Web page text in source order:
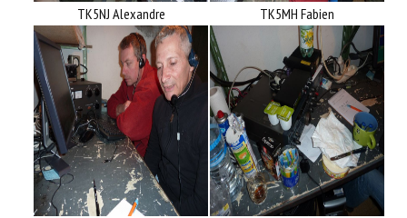
TK5NJ Alexandre TK5MH Fabien